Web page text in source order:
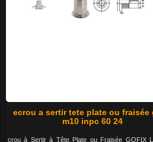
ecrou a sertir tete plate ou fraisée
m10 inpc 60 24
crou à Sertir à Tête Plate ou Fraisée GOFIX